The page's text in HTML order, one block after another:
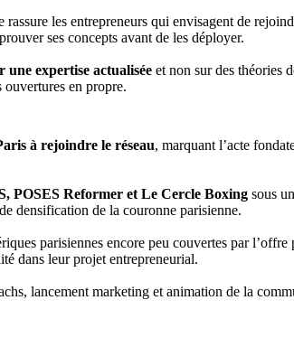
les entrepreneurs qui envisagent de
ses concepts avant de les déployer.
expertise actualisée et non sur des théories
en propre.
à rejoindre le réseau, marquant l’acte
POSES Reformer et Le Cercle Boxing sous
densification de la couronne parisienne.
parisiennes encore peu couvertes par l’offre
dans leur projet entrepreneurial.
lancement marketing et animation de la